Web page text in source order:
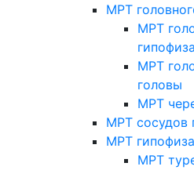
МРТ
МРТ
гипофиза
МРТ
головы
МРТ
МРТ сосудов
МРТ гипофиза
МРТ